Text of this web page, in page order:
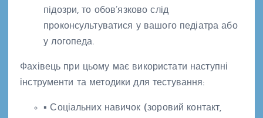
підозри, то обов’язково слід
проконсультуватися у вашого педіатра або
у логопеда.
Фахівець при цьому має використати наступні
інструменти та методики для тестування:
▪ Соціальних навичок (зоровий контакт,